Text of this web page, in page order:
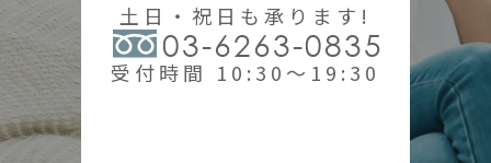
土日・祝日も承ります!
03-6263-0835
受付時間 10:30～19:30